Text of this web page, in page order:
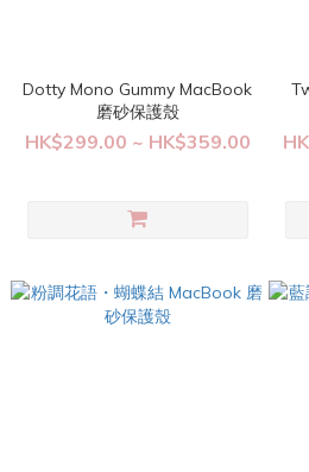
Dotty Mono Gummy MacBook
磨砂保護殼
HK$299.00 ~ HK$359.00